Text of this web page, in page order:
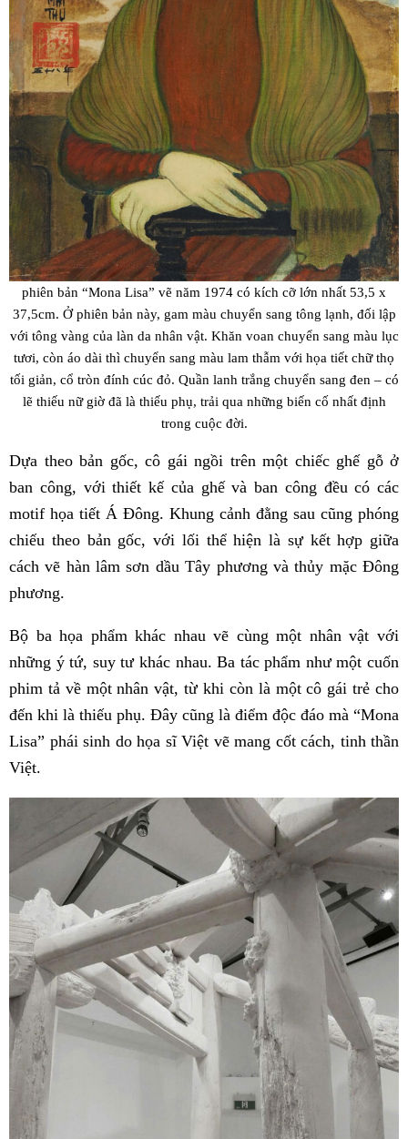
phiên bản “Mona Lisa” vẽ năm 1974 có kích cỡ lớn nhất 53,5 x
37,5cm. Ở phiên bản này, gam màu chuyển sang tông lạnh, đối lập
với tông vàng của làn da nhân vật. Khăn voan chuyển sang màu lục
tươi, còn áo dài thì chuyển sang màu lam thẫm với họa tiết chữ thọ
tối giản, cổ tròn đính cúc đỏ. Quần lanh trắng chuyển sang đen – có
lẽ thiếu nữ giờ đã là thiếu phụ, trải qua những biến cố nhất định
trong cuộc đời.
Dựa theo bản gốc, cô gái ngồi trên một chiếc ghế gỗ ở
ban công, với thiết kế của ghế và ban công đều có các
motif họa tiết Á Đông. Khung cảnh đằng sau cũng phóng
chiếu theo bản gốc, với lối thể hiện là sự kết hợp giữa
cách vẽ hàn lâm sơn dầu Tây phương và thủy mặc Đông
phương.
Bộ ba họa phẩm khác nhau vẽ cùng một nhân vật với
những ý tứ, suy tư khác nhau. Ba tác phẩm như một cuốn
phim tả về một nhân vật, từ khi còn là một cô gái trẻ cho
đến khi là thiếu phụ. Đây cũng là điểm độc đáo mà “Mona
Lisa” phái sinh do họa sĩ Việt vẽ mang cốt cách, tinh thần
Việt.